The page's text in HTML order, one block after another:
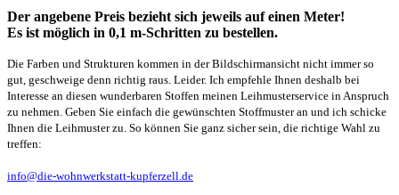
Der angebene Preis bezieht sich jeweils auf einen Meter!
Es ist möglich in 0,1 m-Schritten zu bestellen.
Die Farben und Strukturen kommen in der Bildschirmansicht nicht immer so
gut, geschweige denn richtig raus. Leider. Ich empfehle Ihnen deshalb bei
Interesse an diesen wunderbaren Stoffen meinen Leihmusterservice in Anspruch
zu nehmen. Geben Sie einfach die gewünschten Stoffmuster an und ich schicke
Ihnen die Leihmuster zu. So können Sie ganz sicher sein, die richtige Wahl zu
treffen:
info@die-wohnwerkstatt-kupferzell.de